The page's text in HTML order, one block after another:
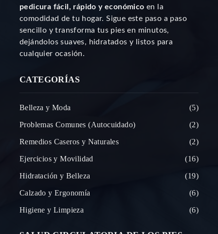
pedicura fácil, rápido y económico en la
comodidad de tu hogar. Sigue este paso a paso
sencillo y transforma tus pies en minutos,
dejándolos suaves, hidratados y listos para
cualquier ocasión.
CATEGORÍAS
Belleza y Moda 5
Problemas Comunes (Autocuidado) 2
Remedios Caseros y Naturales 2
Ejercicios y Movilidad 16
Hidratación y Belleza 19
Calzado y Ergonomía 6
Higiene y Limpieza 6